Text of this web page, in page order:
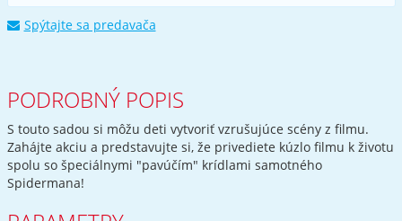
Spýtajte sa predavača
PODROBNÝ POPIS
S touto sadou si môžu deti vytvoriť vzrušujúce scény z filmu.
Zahájte akciu a predstavujte si, že privediete kúzlo filmu k životu
spolu so špeciálnymi "pavúčím" krídlami samotného
Spidermana!